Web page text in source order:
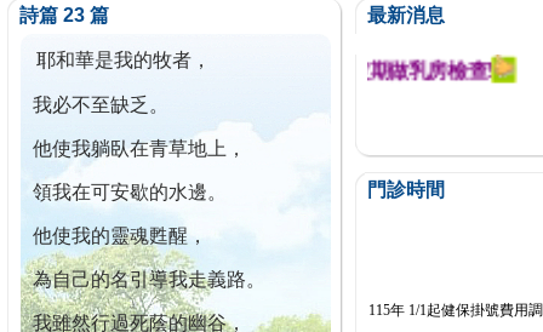
詩篇 23 篇
耶和華是我的牧者，
我必不至缺乏。
他使我躺臥在青草地上，
領我在可安歇的水邊。
他使我的靈魂甦醒，
為自己的名引導我走義路。
我雖然行過死蔭的幽谷，
最新消息
今已篩檢出1700位乳癌患者,提醒您定期做乳房檢查!
門診時間
115年 1/1起健保掛號費用